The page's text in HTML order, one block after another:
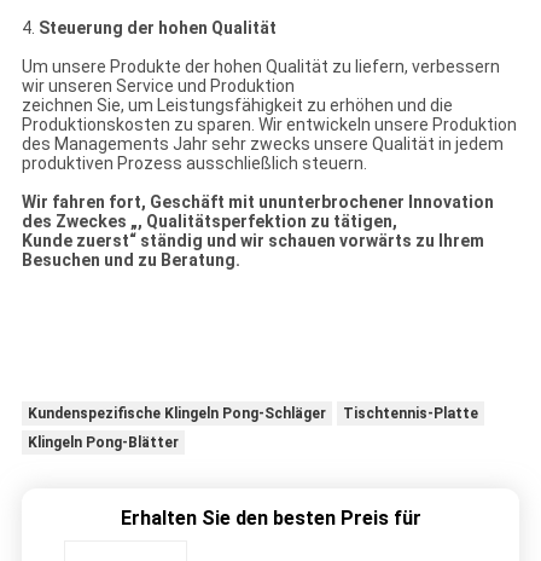
4. Steuerung der hohen Qualität
Um unsere Produkte der hohen Qualität zu liefern, verbessern
wir unseren Service und Produktion
zeichnen Sie, um Leistungsfähigkeit zu erhöhen und die
Produktionskosten zu sparen. Wir entwickeln unsere Produktion
des Managements Jahr sehr zwecks unsere Qualität in jedem
produktiven Prozess ausschließlich steuern.
Wir fahren fort, Geschäft mit ununterbrochener Innovation
des Zweckes „, Qualitätsperfektion zu tätigen,
Kunde zuerst“ ständig und wir schauen vorwärts zu Ihrem
Besuchen und zu Beratung.
Kundenspezifische Klingeln Pong-Schläger
Tischtennis-Platte
Klingeln Pong-Blätter
Erhalten Sie den besten Preis für